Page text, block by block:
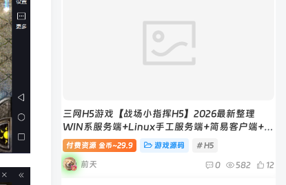
三网H5游戏【战场小指挥H5】2026最新整理
WIN系服务端+Linux手工服务端+简易客户端+教
程
付费资源 金币~29.9 游戏源码 # H5
前天 0 582 12